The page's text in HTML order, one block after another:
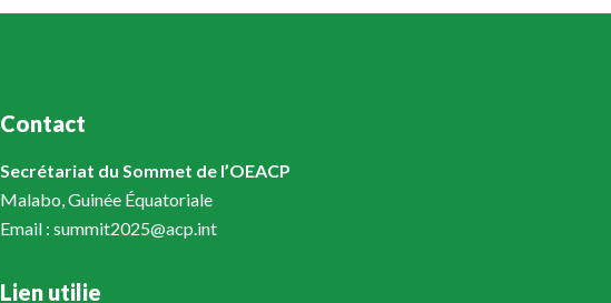
Contact
Secrétariat du Sommet de l’OEACP
Malabo, Guinée Équatoriale
Email : summit2025@acp.int
Lien utilie